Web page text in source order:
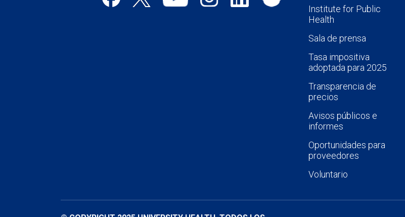
Institute for Public
Health
Sala de prensa
Tasa impositiva
adoptada para 2025
Transparencia de
precios
Avisos públicos e
informes
Oportunidades para
proveedores
Voluntario